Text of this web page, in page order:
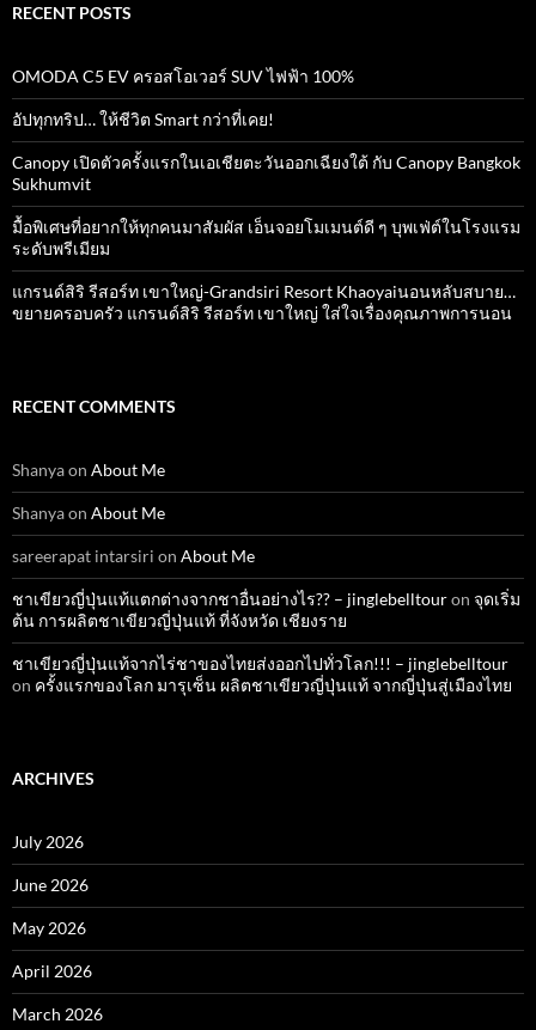
RECENT POSTS
OMODA C5 EV ครอสโอเวอร์ SUV ไฟฟ้า 100%
อัปทุกทริป… ให้ชีวิต Smart กว่าที่เคย!
Canopy เปิดตัวครั้งแรกในเอเชียตะวันออกเฉียงใต้ กับ Canopy Bangkok
Sukhumvit
มื้อพิเศษที่อยากให้ทุกคนมาสัมผัส เอ็นจอยโมเมนต์ดี ๆ บุพเฟ่ต์ในโรงแรม
ระดับพรีเมียม
แกรนด์สิริ​ รีสอร์ท​ เขาใหญ่​-Grandsiri​ Resort​ Khaoyaiนอนหลับสบาย…
ขยายครอบครัว แกรนด์สิริ รีสอร์ท เขาใหญ่ ใส่ใจเรื่องคุณภาพการนอน
RECENT COMMENTS
Shanyaon About Me
Shanyaon About Me
sareerapat intarsiri on About Me
ชาเขียวญี่ปุ่นแท้แตกต่างจากชาอื่นอย่างไร?? – jinglebelltouron จุดเริ่ม
ต้น การผลิตชาเขียวญี่ปุ่นแท้ ที่จังหวัด เชียงราย
ชาเขียวญี่ปุ่นแท้จากไร่ชาของไทยส่งออกไปทั่วโลก!!! – jinglebelltour
on ครั้งแรกของโลก มารุเซ็น ผลิตชาเขียวญี่ปุ่นแท้ จากญี่ปุ่นสู่เมืองไทย
ARCHIVES
July 2026
June 2026
May 2026
April 2026
March 2026